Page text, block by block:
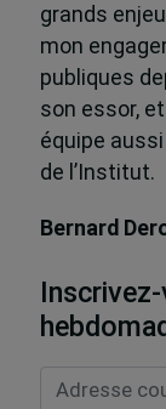
grands
mon
publiques
son essor,
équipe
de l’Institut.
Bernard